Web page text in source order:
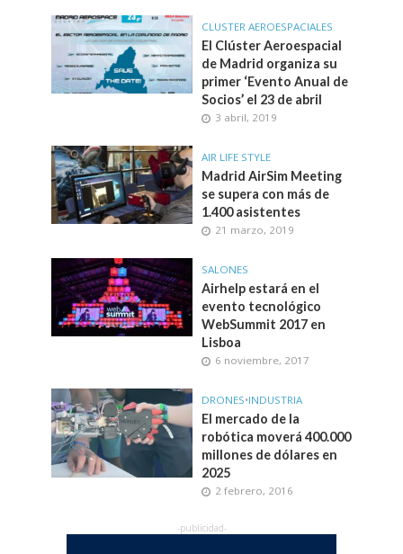
CLUSTER AEROESPACIALES
El Clúster Aeroespacial
de Madrid organiza su
primer ‘Evento Anual de
Socios’ el 23 de abril
3 abril, 2019
AIR LIFE STYLE
Madrid AirSim Meeting
se supera con más de
1.400 asistentes
21 marzo, 2019
SALONES
Airhelp estará en el
evento tecnológico
WebSummit 2017 en
Lisboa
6 noviembre, 2017
DRONES•INDUSTRIA
El mercado de la
robótica moverá 400.000
millones de dólares en
2025
2 febrero, 2016